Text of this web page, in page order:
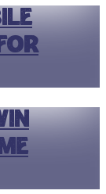
for